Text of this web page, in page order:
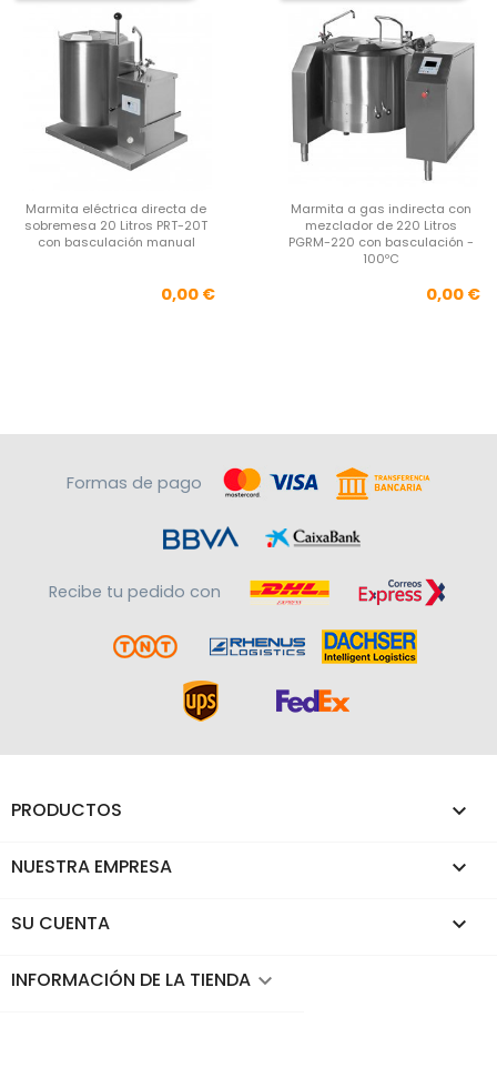
Marmita eléctrica directa de
sobremesa 20 Litros PRT-20T
con basculación manual
Precio
0,00 €
Marmita a gas indirecta con
mezclador de 220 Litros
PGRM-220 con basculación -
100ºC
0,00 €
Formas de pago
Recibe tu pedido con
PRODUCTOS 
NUESTRA EMPRESA 
SU CUENTA 
INFORMACIÓN DE LA TIENDA keyboard_arrow_down